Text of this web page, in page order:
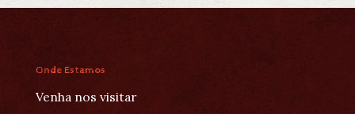
Onde Estamos
Venha nos visitar